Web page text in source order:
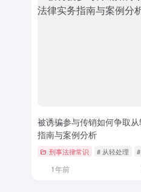
被诱骗参与传销如何争取
指南与案例分析
刑事法律常识 # 从轻处理
1年前